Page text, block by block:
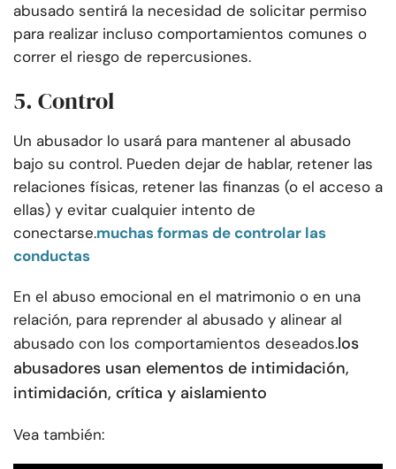
abusado sentirá la necesidad de solicitar permiso
para realizar incluso comportamientos comunes o
correr el riesgo de repercusiones.
5. Control
Un abusador lo usará para mantener al abusado
bajo su control. Pueden dejar de hablar, retener las
relaciones físicas, retener las finanzas (o el acceso a
ellas) y evitar cualquier intento de
conectarse.muchas formas de controlar las
conductas
En el abuso emocional en el matrimonio o en una
relación, para reprender al abusado y alinear al
abusado con los comportamientos deseados.los
abusadores usan elementos de intimidación,
intimidación, crítica y aislamiento
Vea también: